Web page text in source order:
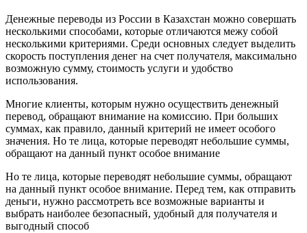
Денежные переводы из России в Казахстан можно совершать
несколькими способами, которые отличаются межу собой
несколькими критериями. Среди основных следует выделить
скорость поступления денег на счет получателя, максимально
возможную сумму, стоимость услуги и удобство
использования.
Многие клиенты, которым нужно осуществить денежный
перевод, обращают внимание на комиссию. При больших
суммах, как правило, данный критерий не имеет особого
значения. Но те лица, которые переводят небольшие суммы,
обращают на данный пункт особое внимание
Но те лица, которые переводят небольшие суммы, обращают
на данный пункт особое внимание. Перед тем, как отправить
деньги, нужно рассмотреть все возможные варианты и
выбрать наиболее безопасный, удобный для получателя и
выгодный способ